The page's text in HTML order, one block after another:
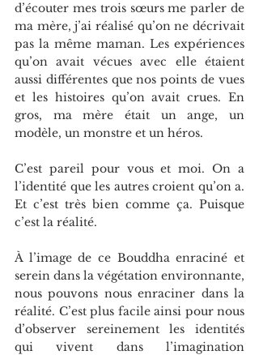
d’écouter mes trois sœurs me parler de
ma mère, j’ai réalisé qu’on ne décrivait
pas la même maman. Les expériences
qu’on avait vécues avec elle étaient
aussi différentes que nos points de vues
et les histoires qu’on avait crues. En
gros, ma mère était un ange, un
modèle, un monstre et un héros.
C’est pareil pour vous et moi. On a
l’identité que les autres croient qu’on a.
Et c’est très bien comme ça. Puisque
c’est la réalité.
À l’image de ce Bouddha enraciné et
serein dans la végétation environnante,
nous pouvons nous enraciner dans la
réalité. C’est plus facile ainsi pour nous
d’observer sereinement les identités
qui vivent dans l’imagination